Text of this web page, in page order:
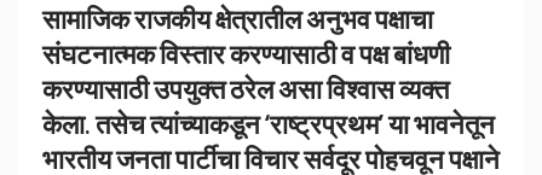
सामाजिक राजकीय क्षेत्रातील अनुभव पक्षाचा
संघटनात्मक विस्तार करण्यासाठी व पक्ष बांधणी
करण्यासाठी उपयुक्त ठरेल असा विश्वास व्यक्त
केला. तसेच त्यांच्याकडून ‘राष्ट्रप्रथम’ या भावनेतून
भारतीय जनता पार्टीचा विचार सर्वदूर पोहचवून पक्षाने